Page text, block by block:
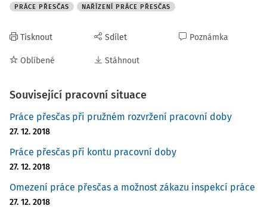
PRÁCE PŘESČAS NAŘÍZENÍ PRÁCE PŘESČAS
Tisknout
Oblíbené
Sdílet
Stáhnout
Poznámka
Související pracovní situace
Práce přesčas při pružném rozvržení pracovní doby
27. 12. 2018
Práce přesčas při kontu pracovní doby
27. 12. 2018
Omezení práce přesčas a možnost zákazu inspekcí práce
27. 12. 2018